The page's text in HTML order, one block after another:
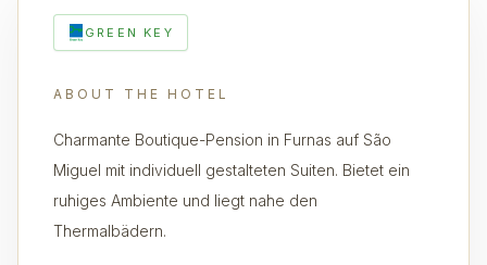
GREEN KEY
ABOUT THE HOTEL
Charmante Boutique-Pension in Furnas auf São
Miguel mit individuell gestalteten Suiten. Bietet ein
ruhiges Ambiente und liegt nahe den
Thermalbädern.